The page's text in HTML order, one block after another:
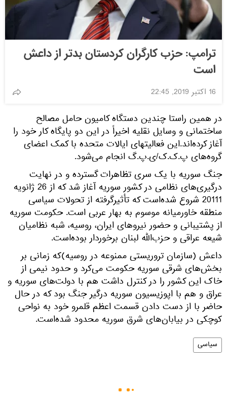
ترامپ: حزب کارگران کردستان بدتر از داعش
است
16 اکتبر 2019, 22:45
در همین راستا چندین دستگاه کامیون حامل مصالح
ساختمانی و وسایل نقلیه اخیراً در این دو پایگاه کار خود را
آغاز کرده‌اند.این فعالیتهای ایالات متحده با کمک اعضای
گروه‌های پ.ک.ک/ی.پ.گ انجام می‌شود.
جنگ سوریه با یک سری تظاهرات گسترده و در نهایت
درگیری‌های نظامی در کشور سوریه آغاز شد که از 26 ژانویه
20111 شروع شده‌است که تأثیرگرفته از تحولات سیاسی
منطقه خاورمیانه موسوم به بهار عربی است. حکومت سوریه
از پشتیبانی و حضور نیروهای ایران، روسیه، شبه نظامیان
شیعه عراقی و حزب‌الله لبنان برخوردار بوده‌است.
داعش (سازمان تروریستی ممنوعه در روسیه)که زمانی بر
بخش‌های شرقی سوریه حکومت می‌کرد و حدود نیمی از
خاک این کشور را در کنترل داشت هم با دولت‌های سوریه و
عراق و هم با اپوزیسیون سوریه درگیر جنگ بود که در حال
حاضر با از دست دادن قسمت اعظم قلمرو خود به نواحی
کوچکی در بیابان‌های شرق سوریه محدود شده‌است.
سیاسی